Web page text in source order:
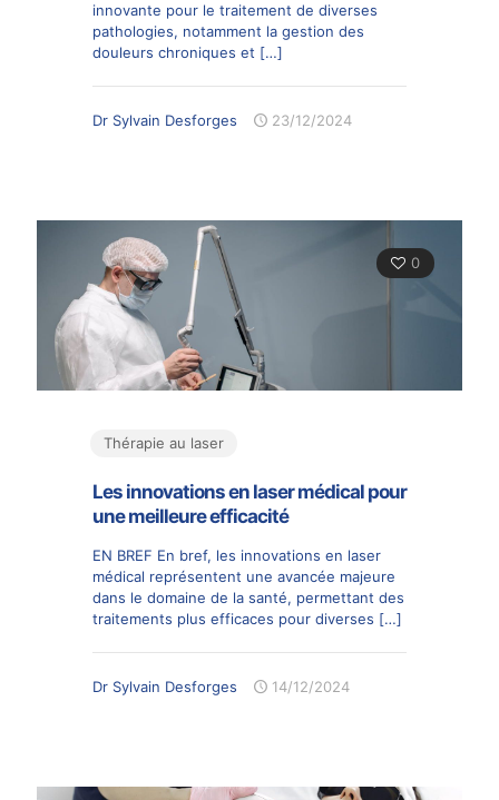
innovante pour le traitement de diverses
pathologies, notamment la gestion des
douleurs chroniques et […]
Dr Sylvain Desforges 23/12/2024
0
Thérapie au laser
Les innovations en laser médical pour
une meilleure efficacité
EN BREF En bref, les innovations en laser
médical représentent une avancée majeure
dans le domaine de la santé, permettant des
traitements plus efficaces pour diverses […]
Dr Sylvain Desforges 14/12/2024